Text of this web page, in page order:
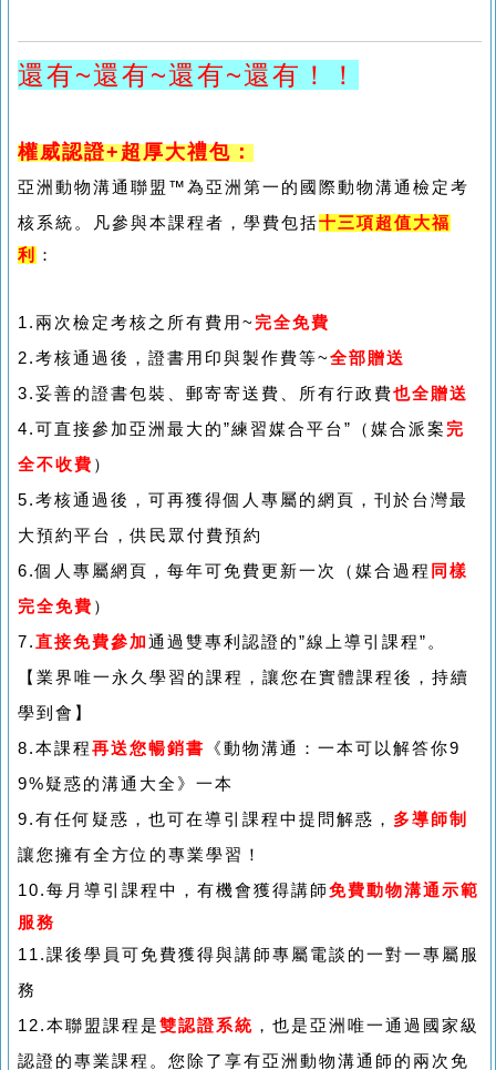
還有~還有~還有~還有 ！！
權威認證+超厚大禮包：
亞洲動物溝通聯盟™為亞洲第一的國際動物溝通檢定考
核系統。
凡參與本課程者，學費包括十三項超值大福
利
：
1.兩次檢定考核之所有費用~ 完全免費
2.考核通過後，證書用印與製作費等~全部贈送
3.妥善的證書包裝、郵寄寄送費、所有行政費也全贈送
4.可直接參加亞洲最大的”練習媒合平台”（媒合派案 完
全不收費 ）
5.考核通過後，可再獲得個人專屬的網頁，刊於台灣最
大預約平台，供民眾付費預約
6.個人專屬網頁，每年可免費更新一次（媒合過程 同樣
完全免費 ）
7.直接免費參加通過雙專利認證的”線上導引課程”。
【業界唯一永久學習的課程，讓您在實體課程後，持續
學到會】
8.本課程再送您暢銷書
《動物溝通：一本可以解答你9
9%疑惑的溝通大全》一本
9.有任何疑惑，也可在導引課程中提問解惑， 多導師制
讓您擁有全方位的專業學習！
10.每月導引課程中，有機會獲得講師免費動物溝通示範
服務
11.課後學員可免費獲得與講師專屬電談的一對一專屬服
務
12.本聯盟課程是雙認證系統 ，也是亞洲唯一通過國家級
認證的專業課程。您除了享有亞洲動物溝通師的兩次免